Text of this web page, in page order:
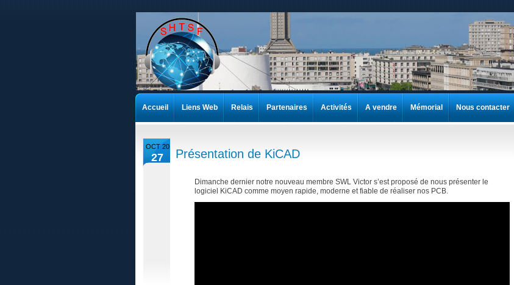
OCT 20
27 Présentation de KiCAD
Dimanche dernier notre nouveau membre SWL Victor s’est proposé de nous présenter le
logiciel KiCAD comme moyen rapide, moderne et fiable de réaliser nos PCB.
Accueil Liens Web Relais Partenaires Activités A vendre Mémorial Nous contacter